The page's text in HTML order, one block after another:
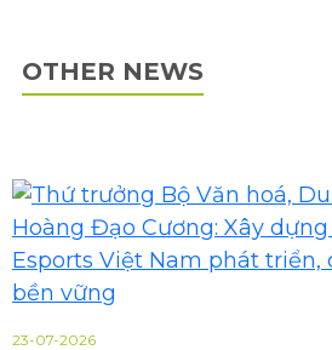
OTHER NEWS
23-07-2026